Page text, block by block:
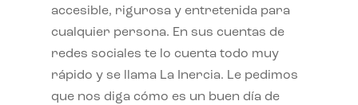
accesible, rigurosa y entretenida para
cualquier persona. En sus cuentas de
redes sociales te lo cuenta todo muy
rápido y se llama La Inercia. Le pedimos
que nos diga cómo es un buen día de